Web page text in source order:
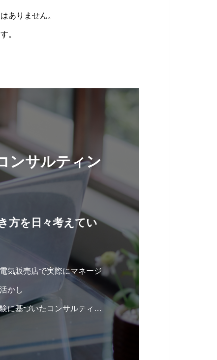
ありません。
。
ンサルティン
方を日々考えてい
気販売店で実際にマネージ
かし
に基づいたコンサルティン